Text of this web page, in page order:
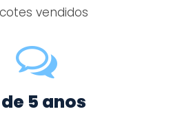
vendidos
5 anos